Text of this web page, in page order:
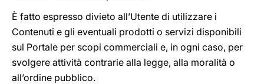
È fatto espresso divieto all’Utente di utilizzare i
Contenuti e gli eventuali prodotti o servizi disponibili
sul Portale per scopi commerciali e, in ogni caso, per
svolgere attività contrarie alla legge, alla moralità o
all’ordine pubblico.